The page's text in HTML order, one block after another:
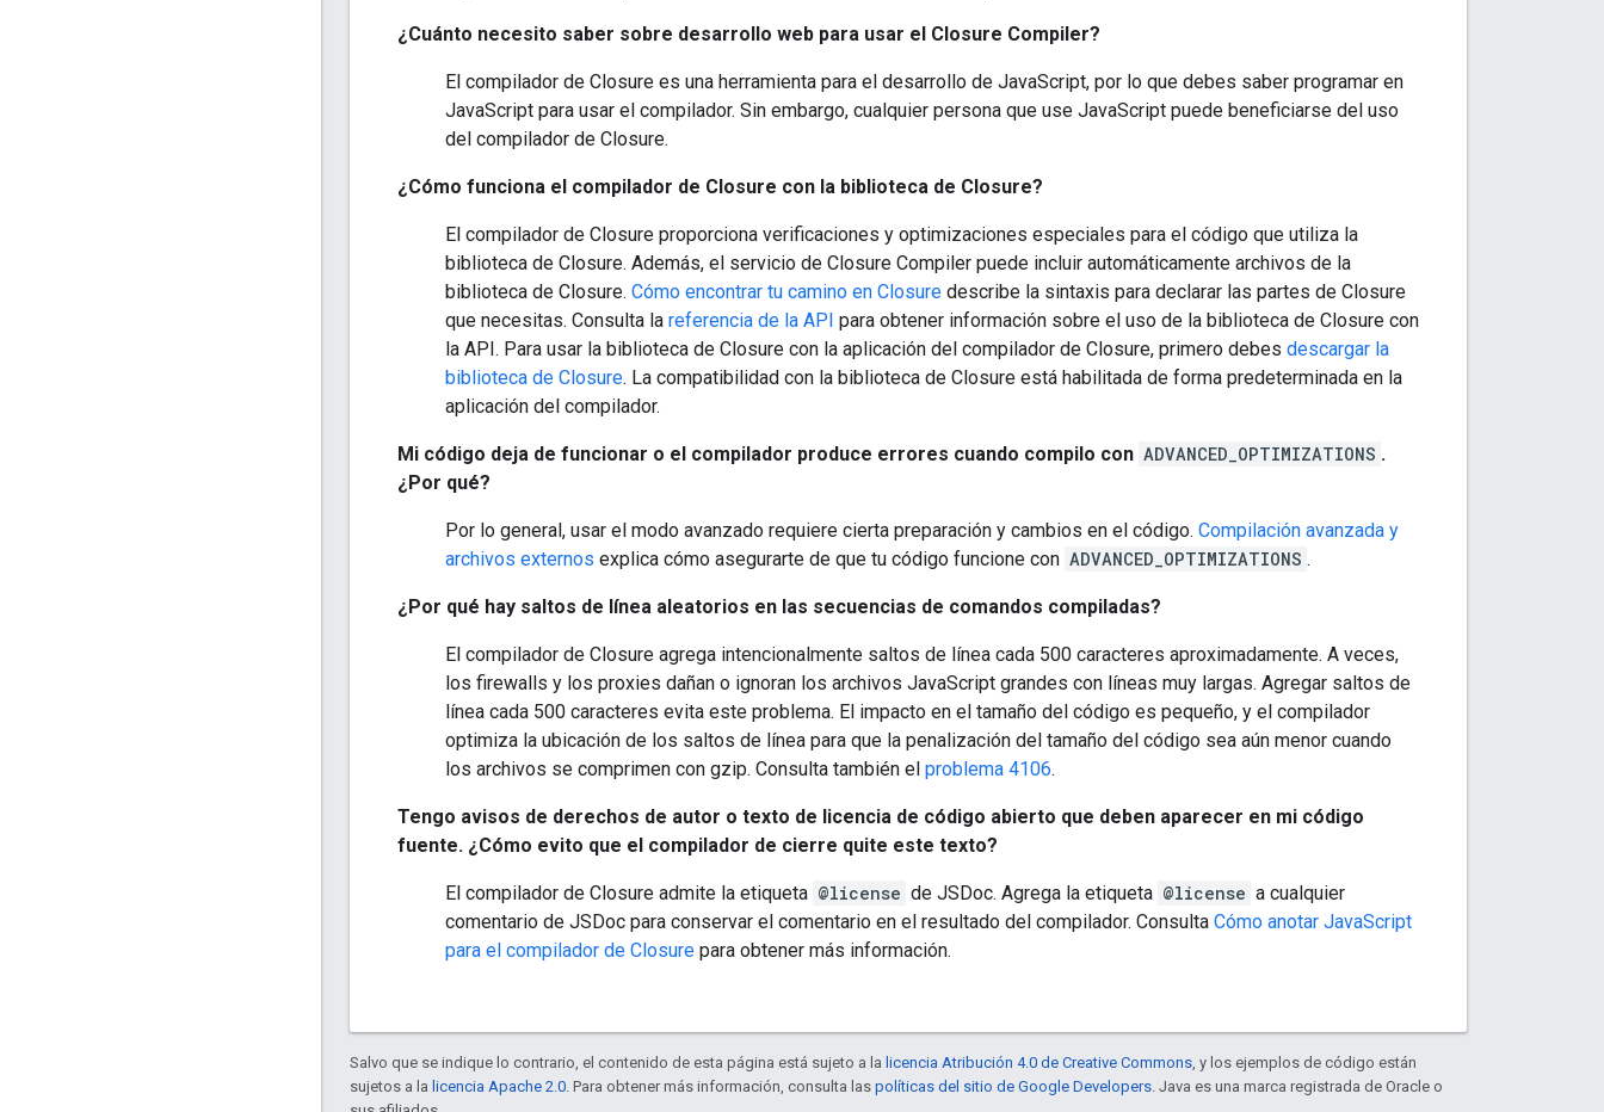
¿Cuánto necesito saber sobre desarrollo web para usar el Closure Compiler?
El compilador de Closure es una herramienta para el desarrollo de JavaScript, por lo que debes saber programar en
JavaScript para usar el compilador. Sin embargo, cualquier persona que use JavaScript puede beneficiarse del uso
del compilador de Closure.
¿Cómo funciona el compilador de Closure con la biblioteca de Closure?
El compilador de Closure proporciona verificaciones y optimizaciones especiales para el código que utiliza la
biblioteca de Closure. Además, el servicio de Closure Compiler puede incluir automáticamente archivos de la
biblioteca de Closure. Cómo encontrar tu camino en Closure describe la sintaxis para declarar las partes de Closure
que necesitas. Consulta la referencia de la API para obtener información sobre el uso de la biblioteca de Closure con
la API. Para usar la biblioteca de Closure con la aplicación del compilador de Closure, primero debes descargar la
biblioteca de Closure. La compatibilidad con la biblioteca de Closure está habilitada de forma predeterminada en la
aplicación del compilador.
Mi código deja de funcionar o el compilador produce errores cuando compilo con ADVANCED_OPTIMIZATIONS .
¿Por qué?
Por lo general, usar el modo avanzado requiere cierta preparación y cambios en el código. Compilación avanzada y
archivos externos explica cómo asegurarte de que tu código funcione con ADVANCED_OPTIMIZATIONS .
¿Por qué hay saltos de línea aleatorios en las secuencias de comandos compiladas?
El compilador de Closure agrega intencionalmente saltos de línea cada 500 caracteres aproximadamente. A veces,
los firewalls y los proxies dañan o ignoran los archivos JavaScript grandes con líneas muy largas. Agregar saltos de
línea cada 500 caracteres evita este problema. El impacto en el tamaño del código es pequeño, y el compilador
optimiza la ubicación de los saltos de línea para que la penalización del tamaño del código sea aún menor cuando
los archivos se comprimen con gzip. Consulta también el problema 4106.
Tengo avisos de derechos de autor o texto de licencia de código abierto que deben aparecer en mi código
fuente. ¿Cómo evito que el compilador de cierre quite este texto?
El compilador de Closure admite la etiqueta @license de JSDoc. Agrega la etiqueta @license a cualquier
comentario de JSDoc para conservar el comentario en el resultado del compilador. Consulta Cómo anotar JavaScript
para el compilador de Closure para obtener más información.
Salvo que se indique lo contrario, el contenido de esta página está sujeto a la licencia Atribución 4.0 de Creative Commons , y los ejemplos de código están
sujetos a la licencia Apache 2.0 . Para obtener más información, consulta las políticas del sitio de Google Developers . Java es una marca registrada de Oracle o